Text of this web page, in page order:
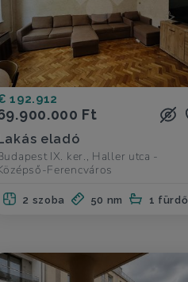
192.912
Ft
Lakás eladó
IX. ker., Haller utca -
Ferencváros
2 szoba 50 nm 1 fürdő